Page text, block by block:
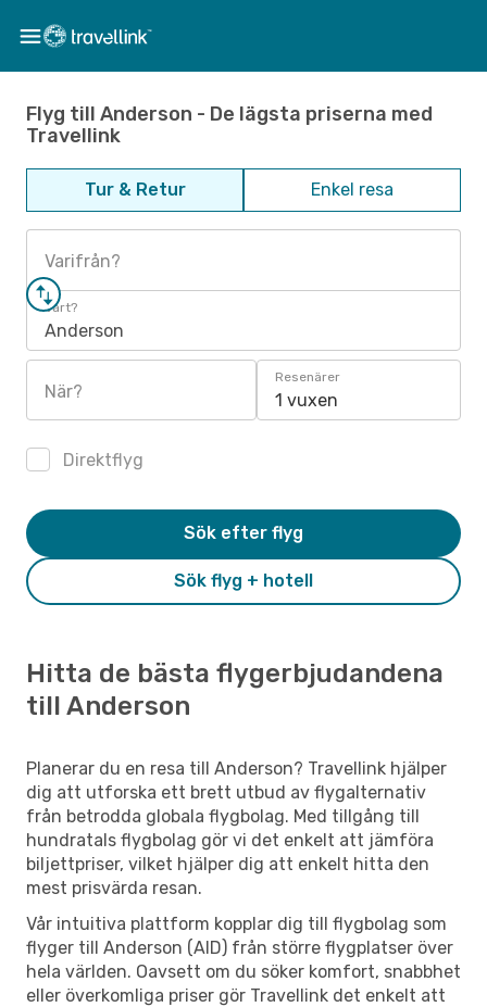
Flyg till Anderson - De lägsta priserna med
Travellink
Tur & Retur Enkel resa
Varifrån?
Vart?
Anderson
När?
Resenärer
1 vuxen
Direktflyg
Sök flyg + hotell
Sök efter flyg
Hitta de bästa flygerbjudandena
till Anderson
Planerar du en resa till Anderson? Travellink hjälper
dig att utforska ett brett utbud av flygalternativ
från betrodda globala flygbolag. Med tillgång till
hundratals flygbolag gör vi det enkelt att jämföra
biljettpriser, vilket hjälper dig att enkelt hitta den
mest prisvärda resan.
Vår intuitiva plattform kopplar dig till flygbolag som
flyger till Anderson (AID) från större flygplatser över
hela världen. Oavsett om du söker komfort, snabbhet
eller överkomliga priser gör Travellink det enkelt att